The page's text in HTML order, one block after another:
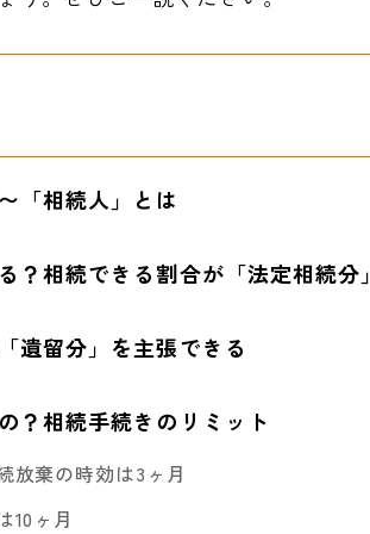
「相続人」とは
？相続できる割合が「法定相続分」
遺留分」を主張できる
？相続手続きのリミット
放棄の時効は3ヶ月
10ヶ月